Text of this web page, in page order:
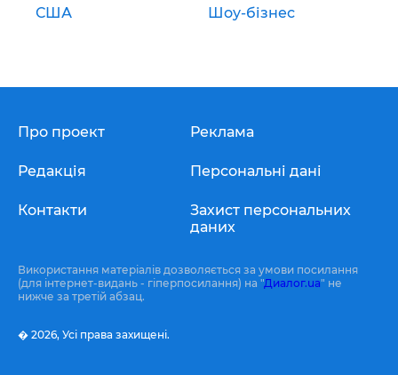
США Шоу-бізнес
Про проект
Редакція
Контакти
Реклама
Персональні дані
Захист персональних
даних
Використання матеріалів дозволяється за умови посилання
(для інтернет-видань - гіперпосилання) на "Диалог.ua" не
нижче за третій абзац.
� 2026, Усі права захищені.